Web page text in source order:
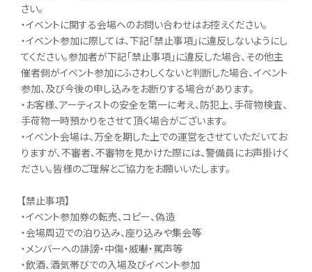
さい。
・イベントに関する会場へのお問い合わせはお控えください。
・イベント参加に際しては、下記「禁止事項」に違反しないようにし
てください。参加者が下記「禁止事項」に違反した場合、その他主
催者側がイベント参加にふさわしくないと判断した場合、イベント
参加、及び今後の申し込みをお断りする場合があります。
・お客様、アーティストの安全を第一に考え、防犯上、手荷物検査、
手荷物一時預かりをさせて頂く場合がございます。
・イベント会場は、万全を期した上での運営をさせていただいてお
りますが、不審者、不審物を見かけた際には、警備員にお声掛けく
ださい。皆様のご理解とご協力をお願いいたします。
【禁止事項】
・イベント参加券の転売、コピー、偽造
・会場周辺での泊り込み、座り込みや集会等
・メンバーへの誹謗・中傷・威嚇・罵声等
・飲酒、酒気帯びでの入場及びイベント参加